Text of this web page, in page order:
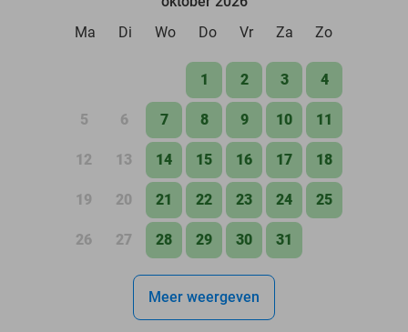
Ma
Di Wo Do Vr Za Zo
1 2 3 4
5 6 7 8 9 10 11
12 13 14 15 16 17 18
19 20 21 22 23 24 25
26 27 28 29 30 31
Meer weergeven